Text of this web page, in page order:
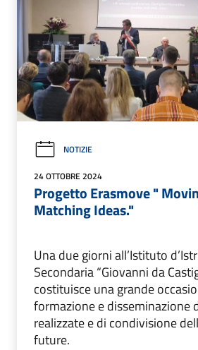
NOTIZIE
24 OTTOBRE 2024
Progetto Erasmove "
Matching Ideas."
Una due giorni all’Istituto
Secondaria “Giovanni da
costituisce una grande
formazione e disseminazione
realizzate e di condivisione
future.